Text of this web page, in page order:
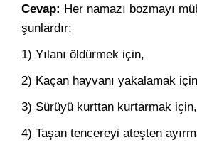
Cevap: Her namazı bozmayı
şunlardır;
1) Yılanı öldürmek için,
2) Kaçan hayvanı yakalamak
3) Sürüyü kurttan kurtarmak için,
4) Taşan tencereyi ateşten